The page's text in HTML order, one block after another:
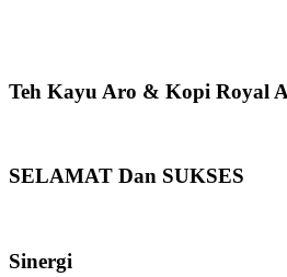
Teh Kayu Aro & Kopi Royal
SELAMAT Dan SUKSES
Sinergi